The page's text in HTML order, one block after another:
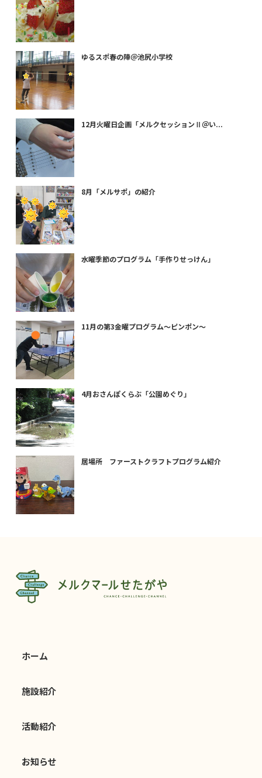
ゆるスポ春の陣＠池尻小学校
12月火曜日企画「メルクセッションⅡ＠い...
8月「メルサポ」の紹介
水曜季節のプログラム「手作りせっけん」
11月の第3金曜プログラム～ピンポン～
4月おさんぽくらぶ「公園めぐり」
居場所 ファーストクラフトプログラム紹介
ホーム
施設紹介
活動紹介
お知らせ